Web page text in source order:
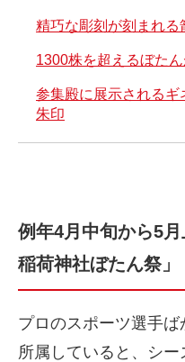
精巧な彫刻が刻まれ
1300株を超えるぼた
参集殿に展示されるギ
朱印
例年4月中旬から5
稲荷神社ぼたん祭」
プロのスポーツ選手
所属していると、シ